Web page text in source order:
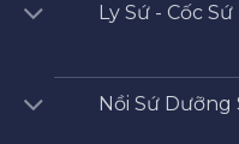
Ly Sứ - Cốc
Nồi Sứ Dưỡng